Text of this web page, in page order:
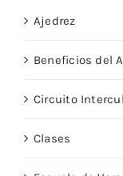
Ajedrez
Beneficios del
Circuito
Clases